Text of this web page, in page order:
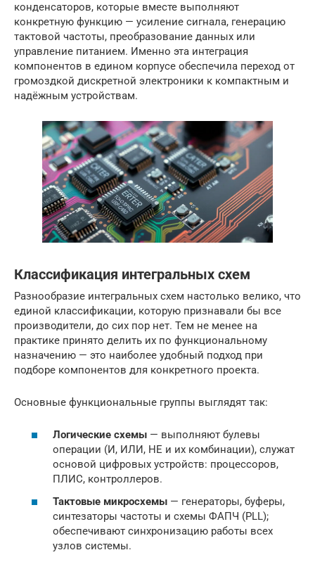
конденсаторов, которые вместе выполняют
конкретную функцию — усиление сигнала, генерацию
тактовой частоты, преобразование данных или
управление питанием. Именно эта интеграция
компонентов в едином корпусе обеспечила переход от
громоздкой дискретной электроники к компактным и
надёжным устройствам.
Классификация интегральных схем
Разнообразие интегральных схем настолько велико, что
единой классификации, которую признавали бы все
производители, до сих пор нет. Тем не менее на
практике принято делить их по функциональному
назначению — это наиболее удобный подход при
подборе компонентов для конкретного проекта.
Основные функциональные группы выглядят так:
Логические схемы — выполняют булевы
операции (И, ИЛИ, НЕ и их комбинации), служат
основой цифровых устройств: процессоров,
ПЛИС, контроллеров.
Тактовые микросхемы — генераторы, буферы,
синтезаторы частоты и схемы ФАПЧ (PLL);
обеспечивают синхронизацию работы всех
узлов системы.